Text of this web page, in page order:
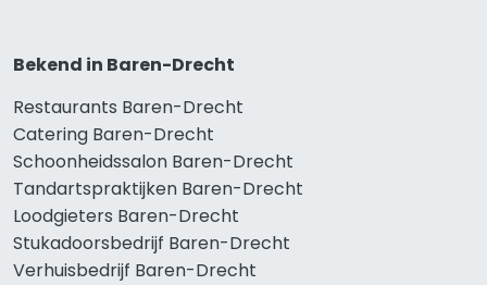
Bekend in Baren-Drecht
Restaurants Baren-Drecht
Catering Baren-Drecht
Schoonheidssalon Baren-Drecht
Tandartspraktijken Baren-Drecht
Loodgieters Baren-Drecht
Stukadoorsbedrijf Baren-Drecht
Verhuisbedrijf Baren-Drecht